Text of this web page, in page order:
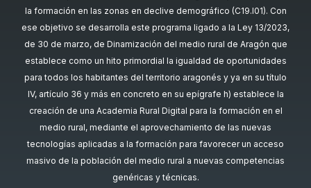
la formación en las zonas en declive demográfico (C19.I01). Con
ese objetivo se desarrolla este programa ligado a la Ley 13/2023,
de 30 de marzo, de Dinamización del medio rural de Aragón que
establece como un hito primordial la igualdad de oportunidades
para todos los habitantes del territorio aragonés y ya en su título
IV, artículo 36 y más en concreto en su epígrafe h) establece la
creación de una Academia Rural Digital para la formación en el
medio rural, mediante el aprovechamiento de las nuevas
tecnologías aplicadas a la formación para favorecer un acceso
masivo de la población del medio rural a nuevas competencias
genéricas y técnicas.